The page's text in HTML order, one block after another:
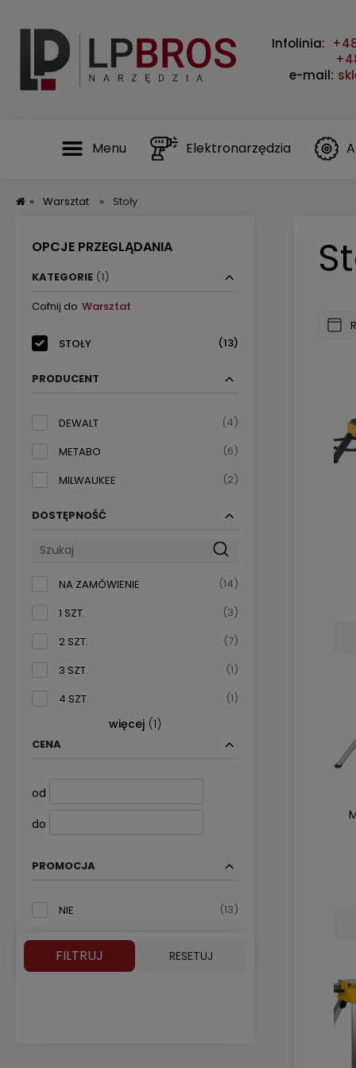
Infolinia:
e-mail:
Menu Elektronarzędzia
» Warsztat » Stoły
OPCJE PRZEGLĄDANIA
KATEGORIE (1)
Cofnij do Warsztat
STOŁY (13)
PRODUCENT
DEWALT
(4)
METABO
(6)
MILWAUKEE
(2)
DOSTĘPNOŚĆ
NA ZAMÓWIENIE
(14)
1 SZT.
(3)
2 SZT.
(7)
3 SZT.
(1)
4 SZT.
(1)
więcej (1)
CENA
od
do
PROMOCJA
NIE (13)
FILTRUJ RESETUJ